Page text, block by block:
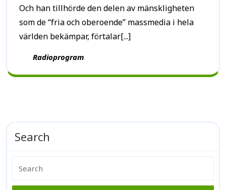
Och han tillhörde den delen av mänskligheten
som de “fria och oberoende” massmedia i hela
världen bekämpar, förtalar[...]
Radioprogram
Search